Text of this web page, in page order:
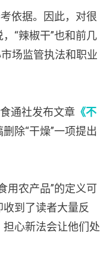
依据。因此，对很
“辣椒干”也和前几
场监管执法和职业
通社发布文章 《不
除“干燥”一项提出
用农产品”的定义可
到了读者大量反
心新法会让他们处